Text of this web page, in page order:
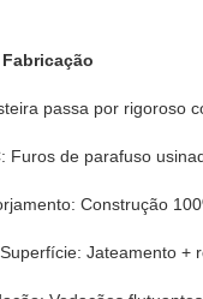
passa por rigoroso
Furos de parafuso
Construção
Jateamento +